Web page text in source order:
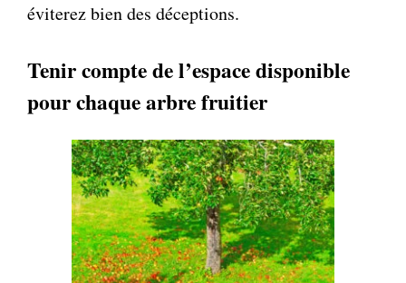
éviterez bien des déceptions.
Tenir compte de l’espace disponible
pour chaque arbre fruitier